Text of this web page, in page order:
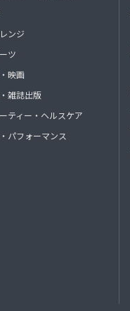
ンジ
ツ
映画
雑誌出版
ティー・ヘルスケア
パフォーマンス